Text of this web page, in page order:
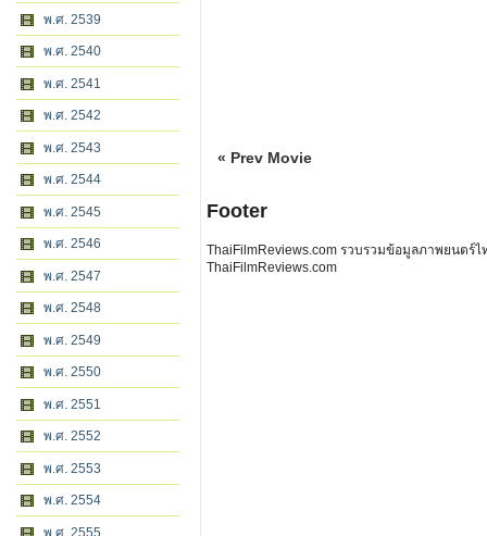
พ.ศ. 2539
พ.ศ. 2540
พ.ศ. 2541
พ.ศ. 2542
พ.ศ. 2543
พ.ศ. 2544
พ.ศ. 2545
พ.ศ. 2546
พ.ศ. 2547
พ.ศ. 2548
พ.ศ. 2549
พ.ศ. 2550
พ.ศ. 2551
พ.ศ. 2552
พ.ศ. 2553
พ.ศ. 2554
พ.ศ. 2555
« Prev Movie
Footer
ThaiFilmReviews.com รวบรวมข้อมูลภาพยนตร์
ThaiFilmReviews.com